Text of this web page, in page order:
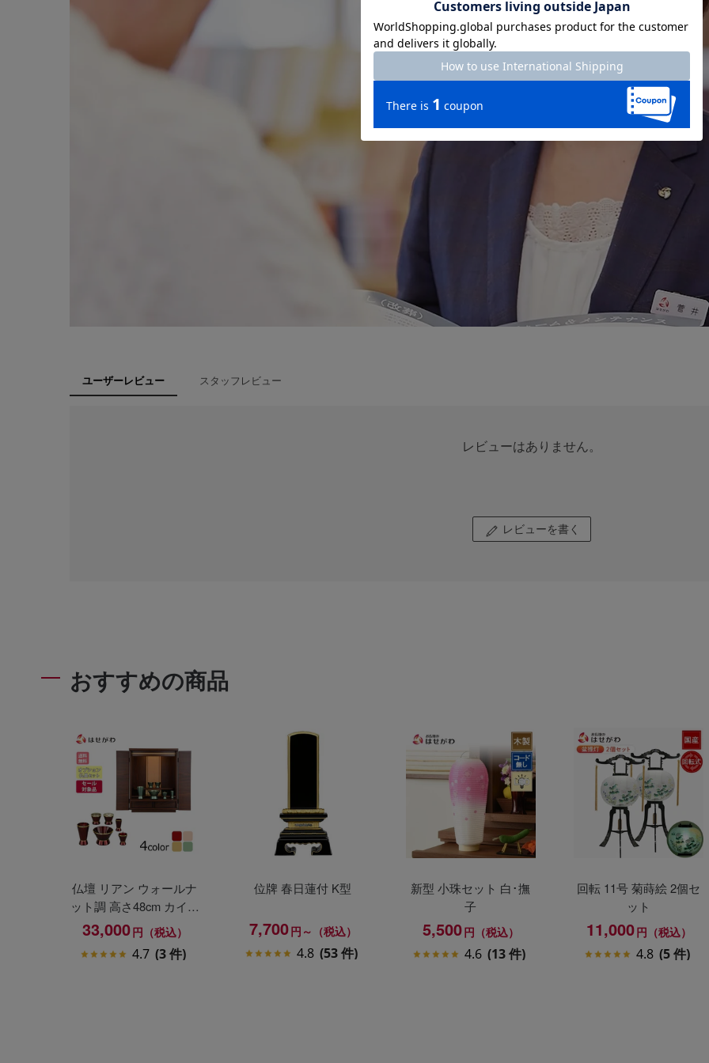
ユーザーレビュー スタッフレビュー
レビューはありません。
レビューを書く
おすすめの商品
仏壇 リアン ウォールナ
ット調 高さ48cm カイラ
具足セット
33,000円（税込）
4.7 (3 件)
位牌 春日蓮付 K型
7,700円～（税込）
4.8 (53 件)
新型 小珠セット 白･撫
子
5,500円（税込）
4.6 (13 件)
回転 11号 菊蒔絵 2個セ
ット
11,000円（税込）
4.8 (5 件)